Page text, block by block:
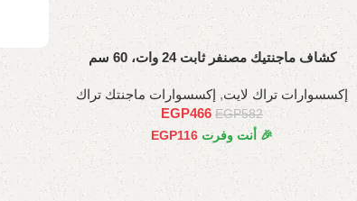
كشاف ماجنتيك مصنفر ثابت 24 وات، 60 سم
إكسسوارات تراك لايت, إكسسوارات ماجنتك تراك
EGP582
EGP466
🎉 أنت وفرت EGP116